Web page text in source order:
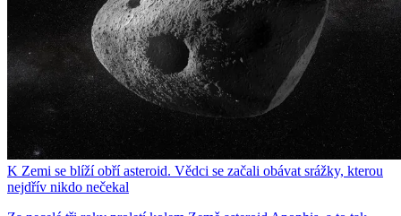
K Zemi se blíží obří asteroid. Vědci se začali obávat srážky, kterou
nejdřív nikdo nečekal